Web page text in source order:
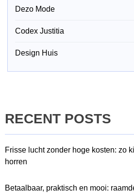
Dezo Mode
Codex Justitia
Design Huis
RECENT POSTS
Frisse lucht zonder hoge kosten: zo
horren
Betaalbaar, praktisch en mooi: